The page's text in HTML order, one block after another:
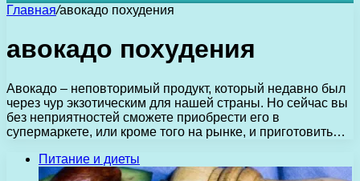
Главная/авокадо похудения
авокадо похудения
Авокадо – неповторимый продукт, который недавно был
через чур экзотическим для нашей страны. Но сейчас вы
без неприятностей сможете приобрести его в
супермаркете, или кроме того на рынке, и приготовить…
Питание и диеты